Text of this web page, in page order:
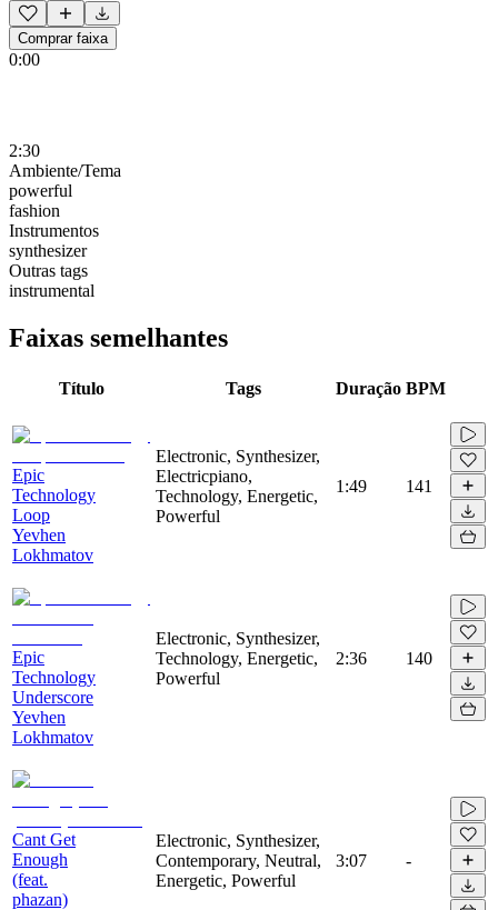
Comprar faixa
0:00
2:30
Ambiente/Tema
powerful
fashion
Instrumentos
synthesizer
Outras tags
instrumental
Faixas semelhantes
Título Tags Duração BPM
Epic
Technology
Loop
Yevhen
Lokhmatov
Electronic, Synthesizer,
Electricpiano,
Technology, Energetic,
Powerful
1:49 141
Epic
Technology
Underscore
Yevhen
Lokhmatov
Electronic, Synthesizer,
Technology, Energetic,
Powerful
2:36 140
Cant Get
Enough
(feat.
phazan)
Electronic, Synthesizer,
Contemporary, Neutral,
Energetic, Powerful
3:07 -